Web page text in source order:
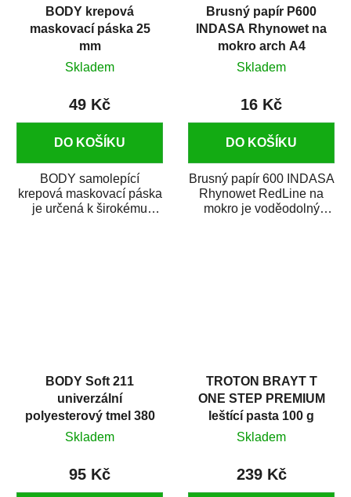
BODY krepová
maskovací páska 25
mm
Skladem
49 Kč
DO KOŠÍKU
BODY samolepící
krepová maskovací páska
je určená k širokému
Brusný papír P600
INDASA Rhynowet na
mokro arch A4
Skladem
16 Kč
DO KOŠÍKU
Brusný papír 600 INDASA
Rhynowet RedLine na
mokro je voděodolný
BODY Soft 211
univerzální
polyesterový tmel 380
g
Skladem
95 Kč
TROTON BRAYT T
ONE STEP PREMIUM
leštící pasta 100 g
Skladem
239 Kč